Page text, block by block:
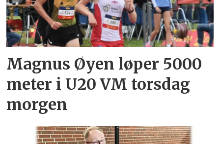
Magnus Øyen løper 5000
meter i U20 VM torsdag
morgen